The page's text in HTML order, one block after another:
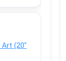
Art (20″